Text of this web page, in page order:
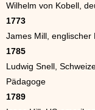
Wilhelm von Kobell,
1773
James Mill, englischer
1785
Ludwig Snell,
Pädagoge
1789